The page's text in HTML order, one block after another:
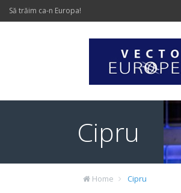
Să trăim ca-n Europa!
Cipru
Home Cipru